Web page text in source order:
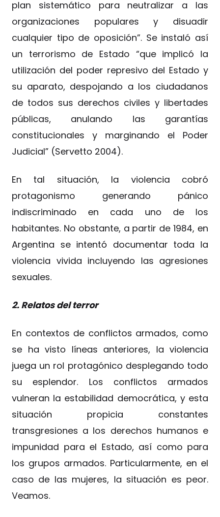
plan sistemático para neutralizar a las
organizaciones populares y disuadir
cualquier tipo de oposición”. Se instaló así
un terrorismo de Estado “que implicó la
utilización del poder represivo del Estado y
su aparato, despojando a los ciudadanos
de todos sus derechos civiles y libertades
públicas, anulando las garantías
constitucionales y marginando el Poder
Judicial” (Servetto 2004).
En tal situación, la violencia cobró
protagonismo generando pánico
indiscriminado en cada uno de los
habitantes. No obstante, a partir de 1984, en
Argentina se intentó documentar toda la
violencia vivida incluyendo las agresiones
sexuales.
2. Relatos del terror
En contextos de conflictos armados, como
se ha visto líneas anteriores, la violencia
juega un rol protagónico desplegando todo
su esplendor. Los conflictos armados
vulneran la estabilidad democrática, y esta
situación propicia constantes
transgresiones a los derechos humanos e
impunidad para el Estado, así como para
los grupos armados. Particularmente, en el
caso de las mujeres, la situación es peor.
Veamos.